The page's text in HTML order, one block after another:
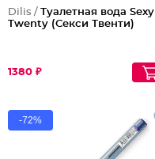
Dilis / Туалетная вода Sexy
Twenty (Секси Твенти)
1380 ₽
-72%